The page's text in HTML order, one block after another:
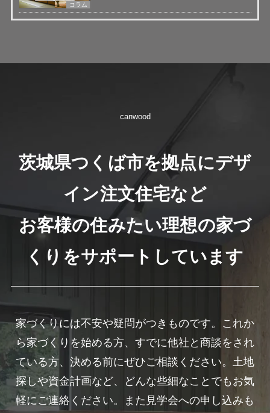
コラム
canwood
茨城県つくば市を拠点にデザ
イン注文住宅など
お客様の住みたい理想の家づ
くりをサポートしています
家づくりには不安や疑問がつきものです。これか
ら家づくりを始める方、すでに他社と商談をされ
ている方、決める前にぜひご相談ください。土地
探しや資金計画など、どんな些細なことでもお気
軽にご連絡ください。また見学会への申し込みも